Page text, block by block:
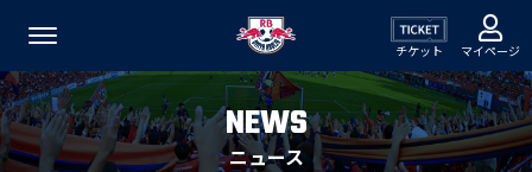
チケット マイページ
NEWS
ニュース